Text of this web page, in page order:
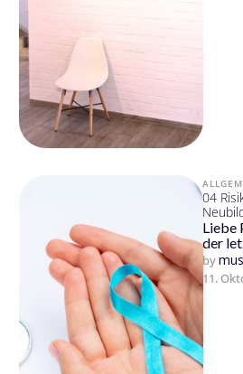
04
Liebe
der
Risiko
by
11.